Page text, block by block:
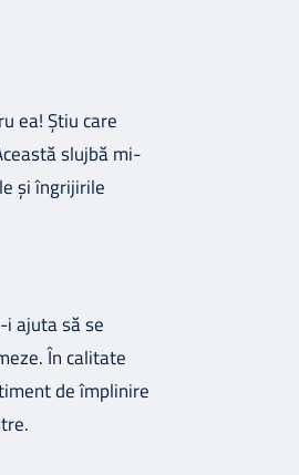
ea! Știu care
slujbă mi-
și îngrijirile
i ajuta să se
În calitate
de împlinire